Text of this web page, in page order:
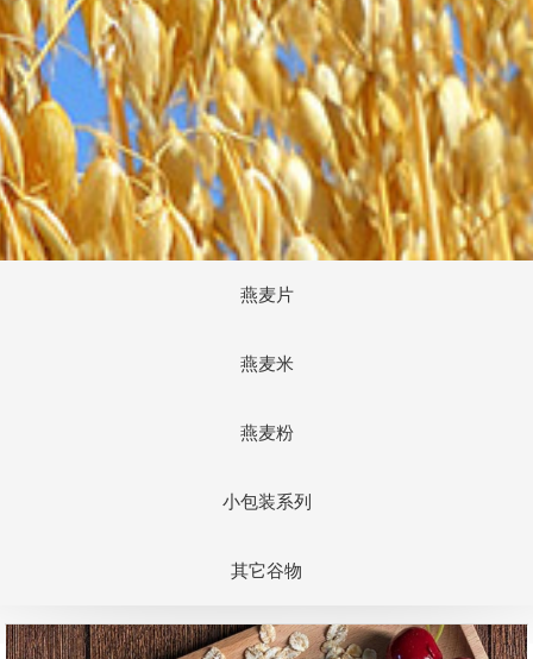
燕麦片
燕麦米
燕麦粉
小包装系列
其它谷物